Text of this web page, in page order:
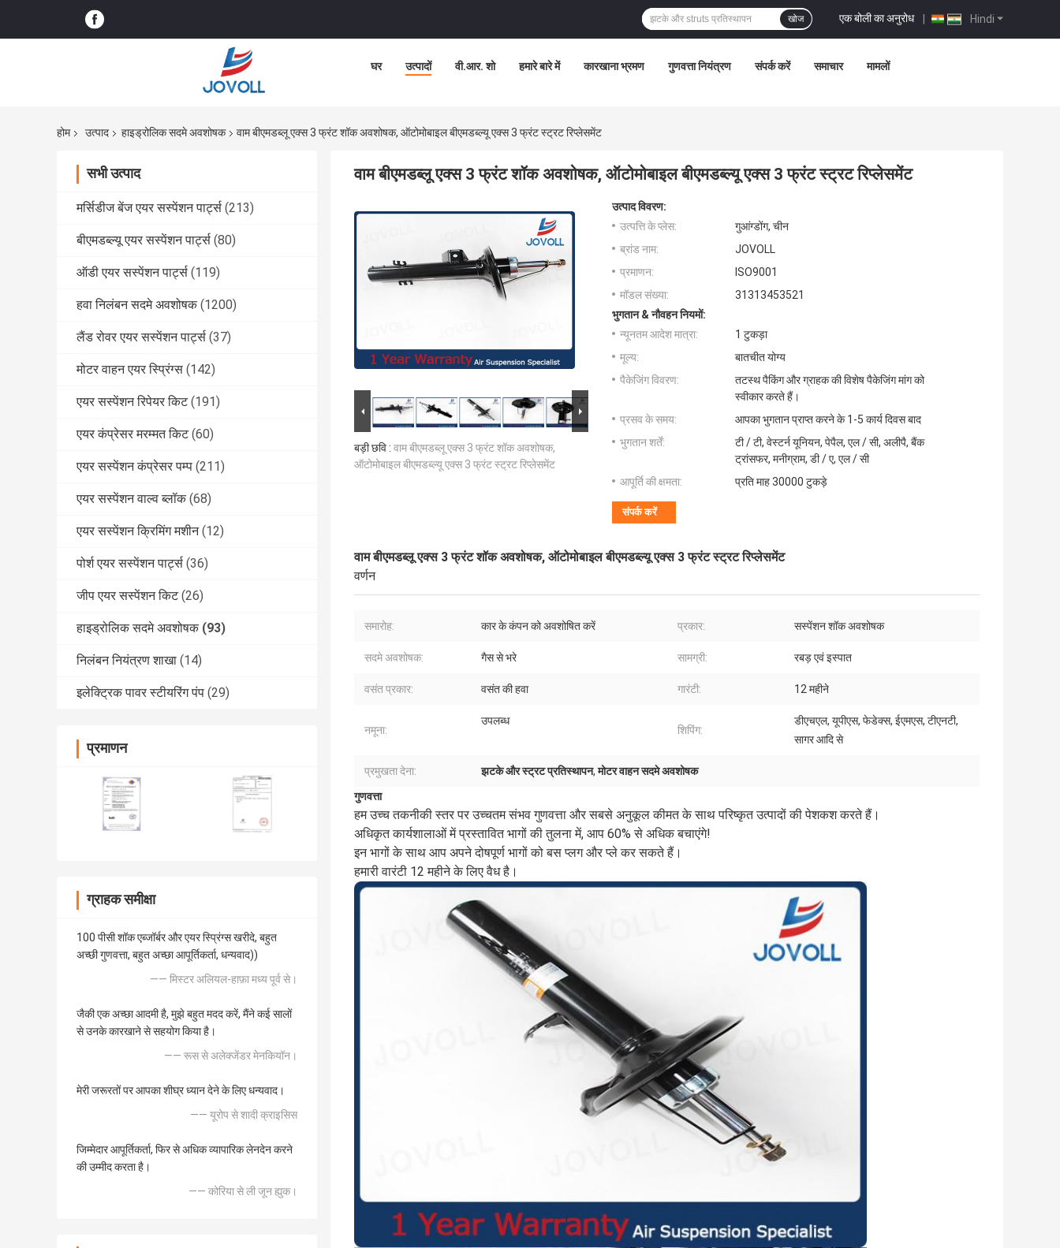
Hindi
एक बोली का अनुरोध |
खोज
घर उत्पादों वी.आर. शो हमारे बारे में कारखाना भ्रमण गुणवत्ता नियंत्रण संपर्क करें समाचार मामलों
होम उत्पाद हाइड्रोलिक सदमे अवशोषक वाम बीएमडब्लू एक्स 3 फ्रंट शॉक अवशोषक, ऑटोमोबाइल बीएमडब्ल्यू एक्स 3 फ्रंट स्ट्रट रिप्लेसमेंट
सभी उत्पाद
मर्सिडीज बेंज एयर सस्पेंशन पार्ट्स (213)
बीएमडब्ल्यू एयर सस्पेंशन पार्ट्स (80)
ऑडी एयर सस्पेंशन पार्ट्स (119)
हवा निलंबन सदमे अवशोषक (1200)
लैंड रोवर एयर सस्पेंशन पार्ट्स (37)
मोटर वाहन एयर स्प्रिंग्स (142)
एयर सस्पेंशन रिपेयर किट (191)
एयर कंप्रेसर मरम्मत किट (60)
एयर सस्पेंशन कंप्रेसर पम्प (211)
एयर सस्पेंशन वाल्व ब्लॉक (68)
एयर सस्पेंशन क्रिमिंग मशीन (12)
पोर्श एयर सस्पेंशन पार्ट्स (36)
जीप एयर सस्पेंशन किट (26)
हाइड्रोलिक सदमे अवशोषक (93)
निलंबन नियंत्रण शाखा (14)
इलेक्ट्रिक पावर स्टीयरिंग पंप (29)
प्रमाणन
ग्राहक समीक्षा
100 पीसी शॉक एब्जॉर्बर और एयर स्प्रिंग्स खरीदे, बहुत
अच्छी गुणवत्ता, बहुत अच्छा आपूर्तिकर्ता, धन्यवाद))
—— मिस्टर अलियल-हाफ़ा मध्य पूर्व से।
जैकी एक अच्छा आदमी है, मुझे बहुत मदद करें, मैंने कई सालों
से उनके कारखाने से सहयोग किया है।
—— रूस से अलेक्जेंडर मेनकियॉन।
मेरी जरूरतों पर आपका शीघ्र ध्यान देने के लिए धन्यवाद।
—— यूरोप से शादी क्राइसिस
जिम्मेदार आपूर्तिकर्ता, फिर से अधिक व्यापारिक लेनदेन करने
की उम्मीद करता है।
—— कोरिया से ली जून ह्युक।
वाम बीएमडब्लू एक्स 3 फ्रंट शॉक अवशोषक, ऑटोमोबाइल बीएमडब्ल्यू एक्स 3 फ्रंट स्ट्रट रिप्लेसमेंट
बड़ी छवि : वाम बीएमडब्लू एक्स 3 फ्रंट शॉक अवशोषक,
ऑटोमोबाइल बीएमडब्ल्यू एक्स 3 फ्रंट स्ट्रट रिप्लेसमेंट
उत्पाद विवरण:
उत्पत्ति के प्लेस:
गुआंग्डोंग, चीन
ब्रांड नाम:
JOVOLL
प्रमाणन:
ISO9001
मॉडल संख्या:
31313453521
भुगतान & नौवहन नियमों:
न्यूनतम आदेश मात्रा:
1 टुकड़ा
मूल्य:
बातचीत योग्य
पैकेजिंग विवरण:
तटस्थ पैकिंग और ग्राहक की विशेष पैकेजिंग मांग को
स्वीकार करते हैं।
प्रसव के समय:
आपका भुगतान प्राप्त करने के 1-5 कार्य दिवस बाद
भुगतान शर्तें:
टी / टी, वेस्टर्न यूनियन, पेपैल, एल / सी, अलीपै, बैंक
ट्रांसफर, मनीग्राम, डी / ए, एल / सी
आपूर्ति की क्षमता:
प्रति माह 30000 टुकड़े
संपर्क करें
वाम बीएमडब्लू एक्स 3 फ्रंट शॉक अवशोषक, ऑटोमोबाइल बीएमडब्ल्यू एक्स 3 फ्रंट स्ट्रट रिप्लेसमेंट
वर्णन
समारोह: कार के कंपन को अवशोषित करें प्रकार: सस्पेंशन शॉक अवशोषक
सदमे अवशोषक: गैस से भरे सामग्री: रबड़ एवं इस्पात
वसंत प्रकार: वसंत की हवा गारंटी: 12 महीने
नमूना:
उपलब्ध
शिपिंग:
डीएचएल, यूपीएस, फेडेक्स, ईएमएस, टीएनटी,
सागर आदि से
प्रमुखता देना: झटके और स्ट्रट प्रतिस्थापन,मोटर वाहन सदमे अवशोषक
गुणवत्ता
हम उच्च तकनीकी स्तर पर उच्चतम संभव गुणवत्ता और सबसे अनुकूल कीमत के साथ परिष्कृत उत्पादों की पेशकश करते हैं।
अधिकृत कार्यशालाओं में प्रस्तावित भागों की तुलना में, आप 60% से अधिक बचाएंगे!
इन भागों के साथ आप अपने दोषपूर्ण भागों को बस प्लग और प्ले कर सकते हैं।
हमारी वारंटी 12 महीने के लिए वैध है।